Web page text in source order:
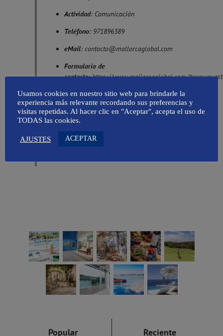
Actividad: Comunicación
Teléfono: 971896389
eMail: contacto@mallorcaglobal.com
Formulario de
contacto:https://www.mallorcaglobal.com/
Nombre de
Dominio:https://www.mallorcaglobal.com/
Registro de Tratamientos conforme al
RGPD:Clientes/Proveedores, Listas de
Correo, Empleados, Selección de Personal
Popular Reciente
Usamos cookies en nuestro sitio web para brindarle la
experiencia más relevante recordando sus preferencias y
visitas repetidas. Al hacer clic en "Aceptar", acepta el uso de
TODAS las cookies.
AJUSTES ACEPTAR